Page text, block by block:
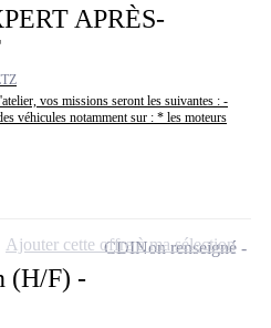
APRÈS-
vos missions seront les suivantes : -
véhicules notamment sur : * les moteurs
(H/F) -
CDINon renseigné
Ajouter cette offre à ma sélection